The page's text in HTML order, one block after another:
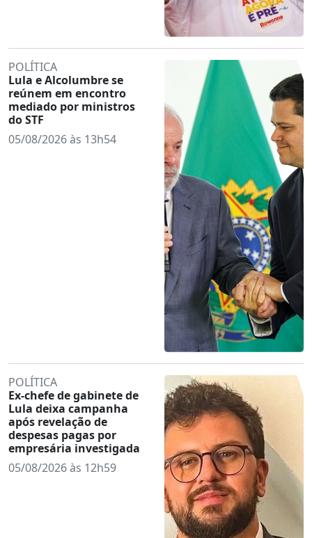
POLÍTICA
Lula e Alcolumbre se
reúnem em encontro
mediado por ministros
do STF
05/08/2026 às 13h54
POLÍTICA
Ex-chefe de gabinete de
Lula deixa campanha
após revelação de
despesas pagas por
empresária investigada
05/08/2026 às 12h59